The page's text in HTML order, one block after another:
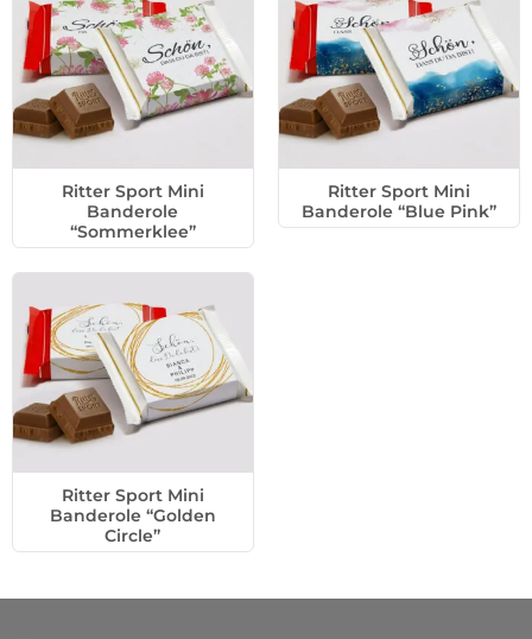
Ritter Sport Mini
Banderole
“Sommerklee”
Ritter Sport Mini
Banderole “Blue Pink”
Ritter Sport Mini
Banderole “Golden
Circle”